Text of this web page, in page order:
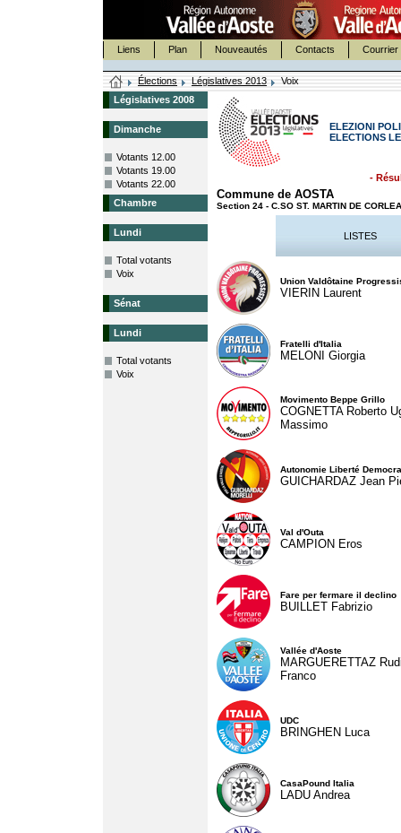
Liens Plan Nouveautés Contacts Courrier
Élections Législatives 2013
Voix
Législatives 2008
Dimanche
Votants 12.00
Votants 19.00
Votants 22.00
Chambre
Lundi
Total votants
Voix
Sénat
Lundi
Total votants
Voix
ELEZIONI
ELECTIONS
-
Commune de AOSTA
Section 24 - C.SO ST. MARTIN DE
LISTES
Union Valdôtaine
VIERIN Laurent
Fratelli d'Italia
MELONI Giorgia
Movimento Beppe Grillo
COGNETTA Roberto
Massimo
Autonomie Liberté
GUICHARDAZ Jean
Val d'Outa
CAMPION Eros
Fare per fermare il declino
BUILLET Fabrizio
Vallée d'Aoste
MARGUERETTAZ
Franco
UDC
BRINGHEN Luca
CasaPound Italia
LADU Andrea